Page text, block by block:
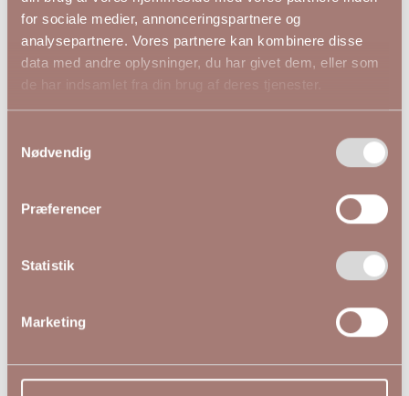
for sociale medier, annonceringspartnere og
analysepartnere. Vores partnere kan kombinere disse
data med andre oplysninger, du har givet dem, eller som
de har indsamlet fra din brug af deres tjenester.
Nødvendig
Præferencer
Statistik
Marketing
KCjuliet Bluse Sand
10581896
KAFFE CURVE
★★★★★
KCjuliet Bluse Forrest
Night 10581896